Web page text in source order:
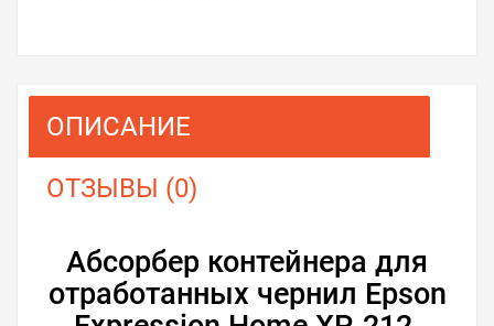
ОПИСАНИЕ
ОТЗЫВЫ (0)
Абсорбер контейнера для
отработанных чернил Epson